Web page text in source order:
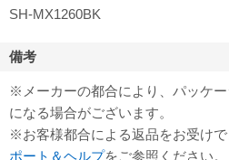
SH-MX1260BK
備考
※メーカーの都合により、パッケ
になる場合がございます。
※お客様都合による返品をお受け
ポート＆ヘルプをご参照ください。